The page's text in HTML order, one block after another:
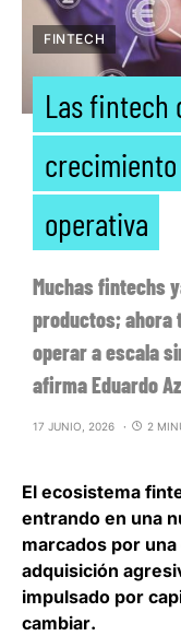
FINTECH
Las fintech
operativa
Muchas fintechs
productos; ahora
operar a escala
afirma Eduardo
17 JUNIO, 2026 2
El ecosistema
entrando en una
marcados por
adquisición
impulsado por
cambiar.